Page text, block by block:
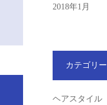
2018年1月
カテゴリー
ヘアスタイル